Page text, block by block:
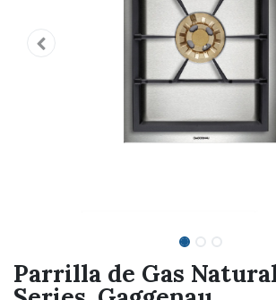
Parrilla de Gas